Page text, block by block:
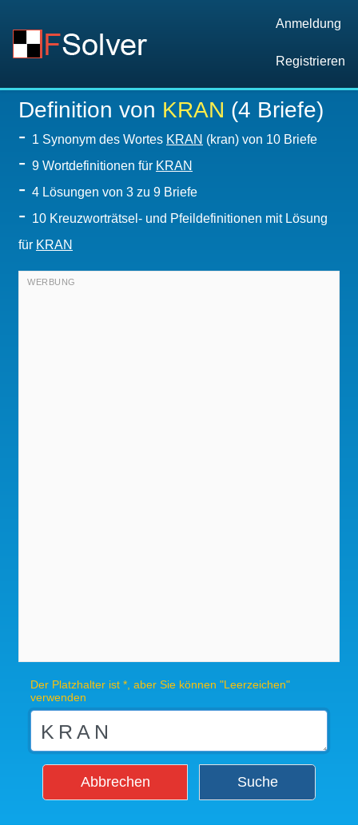
Anmeldung
Registrieren
Definition von KRAN (4 Briefe)
- 1 Synonym des Wortes KRAN (kran) von 10 Briefe
- 9 Wortdefinitionen für KRAN
- 4 Lösungen von 3 zu 9 Briefe
- 10 Kreuzworträtsel- und Pfeildefinitionen mit Lösung
für KRAN
Der Platzhalter ist *, aber Sie können "Leerzeichen"
verwenden
Abbrechen Suche